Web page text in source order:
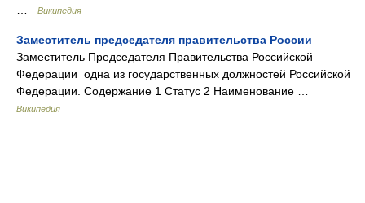
Википедия
Заместитель председателя правительства России —
Заместитель Председателя Правительства Российской
Федерации одна из государственных должностей Российской
Федерации. Содержание 1 Статус 2 Наименование …
Википедия